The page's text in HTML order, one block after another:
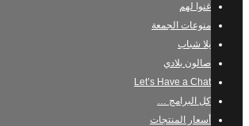
غنوا لهم
منوعات الجمعة
يلا شباب
صالون بلادي
Let’s Have a Chat
كل البرامج …
أسعار المنتجات